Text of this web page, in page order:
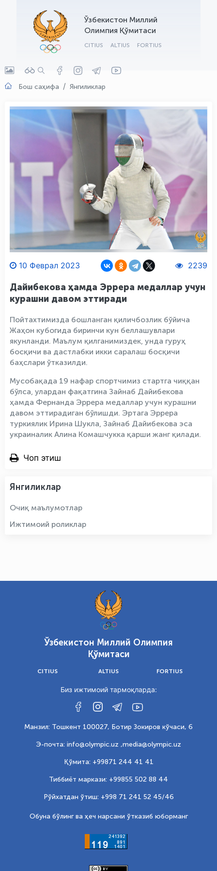
Ўзбекистон Миллий
Олимпия Қўмитаси
CITIUS ALTIUS FORTIUS
Бош саҳифа Янгиликлар
10 Феврал 2023 2239
Дайибекова ҳамда Эррера медаллар учун
курашни давом эттиради
Пойтахтимизда бошланган қиличбозлик бўйича
Жаҳон кубогида биринчи кун беллашувлари
якунланди. Маълум қилганимиздек, унда гуруҳ
босқичи ва дастлабки икки саралаш босқичи
баҳслари ўтказилди.
Мусобақада 19 нафар спортчимиз стартга чиққан
бўлса, улардан фақатгина Зайнаб Дайибекова
ҳамда Фернанда Эррера медаллар учун курашни
давом эттирадиган бўлишди. Эртага Эррера
туркиялик Ирина Шукла, Зайнаб Дайибекова эса
украиналик Алина Комашчукка қарши жанг қилади.
Чоп этиш
Янгиликлар
Очиқ маълумотлар
Ижтимоий роликлар
Ўзбекистон Миллий Олимпия
Қўмитаси
CITIUS ALTIUS FORTIUS
Биз ижтимоий тармоқларда:
Манзил: Тошкент 100027, Ботир Зокиров кўчаси, 6
Э-почта: info@olympic.uz ,media@olympic.uz
Қўмита: +99871 244 41 41
Тиббиёт маркази: +99855 502 88 44
Рўйхатдан ўтиш: +998 71 241 52 45/46
Обуна бўлинг ва ҳеч нарсани ўтказиб юборманг
OLYMPCHIK AI - yordamchi
Онлайн · olympic.uz